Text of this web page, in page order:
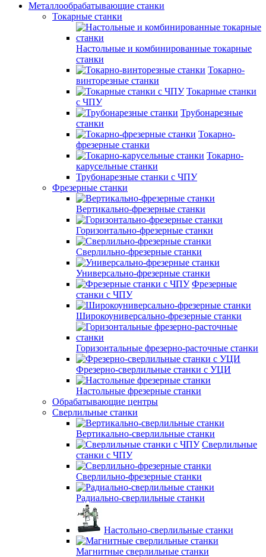
Металлообрабатывающие станки
Токарные станки
Настольные и комбинированные токарные
станки
Токарно-
винторезные станки
Токарные станки
с ЧПУ
Трубонарезные
станки
Токарно-
фрезерные станки
Токарно-
карусельные станки
Трубонарезные станки с ЧПУ
Фрезерные станки
Вертикально-фрезерные станки
Горизонтально-фрезерные станки
Сверлильно-фрезерные станки
Универсально-фрезерные станки
Фрезерные
станки с ЧПУ
Широкоуниверсально-фрезерные станки
Горизонтальные фрезерно-расточные станки
Фрезерно-сверлильные станки с УЦИ
Настольные фрезерные станки
Обрабатывающие центры
Сверлильные станки
Вертикально-сверлильные станки
Сверлильные
станки с ЧПУ
Сверлильно-фрезерные станки
Радиально-сверлильные станки
Настольно-сверлильные станки
Магнитные сверлильные станки